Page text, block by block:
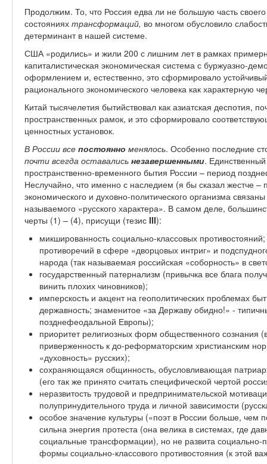
Продолжим. То, что Россия едва ли не большую часть
состояниях трансформаций, во многом обусловило
детерминант в нашей системе.
США «родились» и жили 200 с лишним лет в рамках
капиталистическая экономическая система с буржуазно-
оформлением и, естественно, это сформировало
рационального экономического человека как характерную
Китай тысячелетия бытийствовал как азиатская деспотия,
пространственных рамок, и это сформировало
ценностных установок.
В России все постоянно менялось. Особенно последние
почти всегда оставались незавершенными.
пространственно-временного бытия России – период
Неслучайно, что именно с наследием (я бы сказал жестче –
экономического и духовно-политического организма
называемого «русского характера». В самом деле,
черты (1) – (4), присущи (тезис III):
микшированность социально-классовых
противоречий в сфере «дворцовых интриг» и
народа (так называемая российская «соборность» в
государственный патернализм (привычка все блага
винить плохих чиновников);
имперскость и акцент на геополитических проблемах
державность; знаменитое «за Державу обидно!» -
позднефеодальной Европы);
приоритет религиозных форм общественного сознания
приверженность к до-реформаторским христианским
«духовность» русских);
сохраняющаяся общинность, обусловливающая
(его так же принято считать специфической чертой
неразвитость трудовой и предпринимательской
полупринудительного труда и личной зависимости
особое значение культуры («поэт в России больше, чем
сильна энергия протеста (она велика в системах, где
социальные трансформации), но не развита социально-
формы социально-классового противостояния (к этой